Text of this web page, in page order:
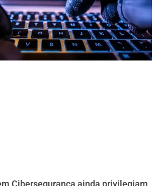
Cibersegurança ainda privilegiam